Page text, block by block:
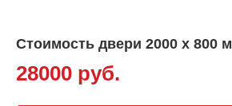
Стоимость двери 2000 х 800
28000 руб.